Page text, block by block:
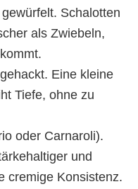
Schalotten
als Zwiebeln,
Eine kleine
Tiefe, ohne zu
oder Carnaroli).
und
cremige Konsistenz.